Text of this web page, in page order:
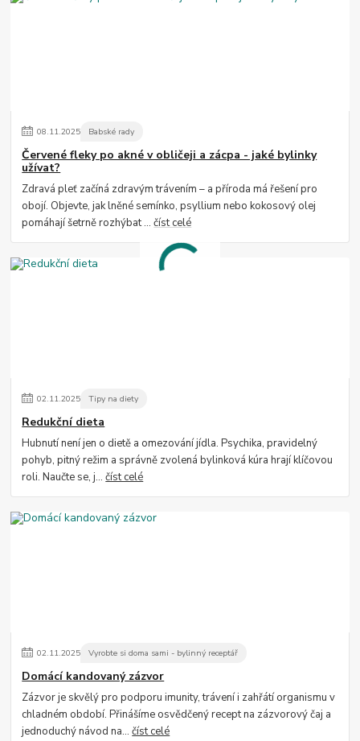
08.11.2025 Babské rady
Červené fleky po akné v obličeji a zácpa - jaké bylinky
užívat?
Zdravá pleť začíná zdravým trávením – a příroda má řešení pro
obojí. Objevte, jak lněné semínko, psyllium nebo kokosový olej
pomáhají šetrně rozhýbat ...číst celé
02.11.2025 Tipy na diety
Redukční dieta
Hubnutí není jen o dietě a omezování jídla. Psychika, pravidelný
pohyb, pitný režim a správně zvolená bylinková kúra hrají klíčovou
roli. Naučte se, j...číst celé
02.11.2025 Vyrobte si doma sami - bylinný receptář
Domácí kandovaný zázvor
Zázvor je skvělý pro podporu imunity, trávení i zahřátí organismu v
chladném období. Přinášíme osvědčený recept na zázvorový čaj a
jednoduchý návod na...číst celé